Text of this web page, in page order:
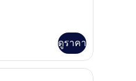
ดูราคา
าสสิกทวิน | เครื่องนอนระดับพรีเมียม,